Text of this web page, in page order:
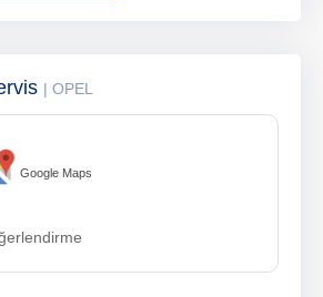
| OPEL
Google Maps